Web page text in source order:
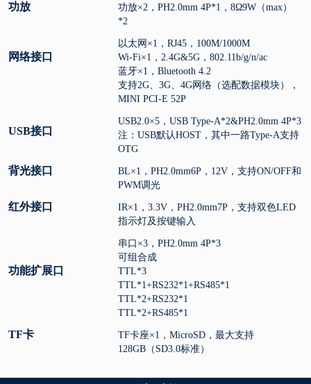
功放
功放×2，PH2.0mm 4P*1，8Ω9W（max）
*2
网络接口
以太网×1，RJ45，100M/1000M
Wi-Fi×1，2.4G&5G，802.11b/g/n/ac
蓝牙×1，Bluetooth 4.2
支持2G、3G、4G网络（选配数据模块），
MINI PCI-E 52P
USB接口
USB2.0×5，USB Type-A*2&PH2.0mm 4P*3
注：USB默认HOST，其中一路Type-A支持
OTG
背光接口
BL×1，PH2.0mm6P，12V，支持ON/OFF和
PWM调光
红外接口
IR×1，3.3V，PH2.0mm7P，支持双色LED
指示灯及按键输入
功能扩展口
串口×3，PH2.0mm 4P*3
可组合成
TTL*3
TTL*1+RS232*1+RS485*1
TTL*2+RS232*1
TTL*2+RS485*1
TF卡
TF卡座×1，MicroSD，最大支持
128GB（SD3.0标准）